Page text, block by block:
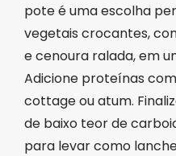
pote é uma escolha
vegetais crocantes,
e cenoura ralada, em
Adicione proteínas
cottage ou atum.
de baixo teor de
para levar como